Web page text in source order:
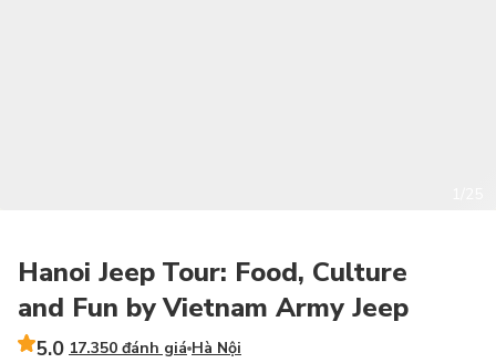
Hanoi Jeep Tour: Food, Culture
and Fun by Vietnam Army Jeep
5.0 17.350 đánh giá Hà Nội